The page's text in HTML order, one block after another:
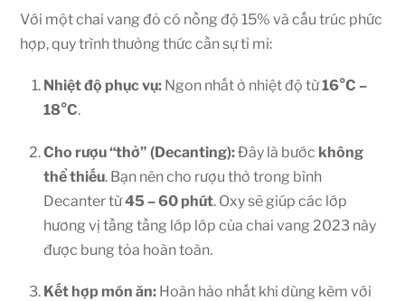
Với một chai vang đỏ có nồng độ 15% và cấu trúc phức
hợp, quy trình thưởng thức cần sự tỉ mỉ:
Nhiệt độ phục vụ: Ngon nhất ở nhiệt độ từ16°C –
18°C.
Cho rượu “thở” (Decanting):Đây là bước không
thể thiếu. Bạn nên cho rượu thở trong bình
Decanter từ45 – 60 phút. Oxy sẽ giúp các lớp
hương vị tầng tầng lớp lớp của chai vang 2023 này
được bung tỏa hoàn toàn.
Kết hợp món ăn: Hoàn hảo nhất khi dùng kèm với